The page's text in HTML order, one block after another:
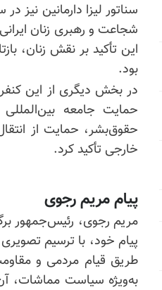
سناتور لیزا دارمانین نیز
شجاعت و رهبری زنان
این تأکید بر نقش زنان،
بود.
در بخش دیگری از این
حمایت جامعه
حقوق‌بشر، حمایت از
خارجی تأکید کرد.
پیام مریم رجوی
مریم رجوی، رئیس‌جمهور
پیام خود، با ترسیم
طریق قیام مردمی و
به‌ویژه سیاست مماشات،